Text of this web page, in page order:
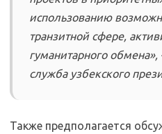
использованию
транзитной сфере,
гуманитарного
служба узбекского
Также предполагается